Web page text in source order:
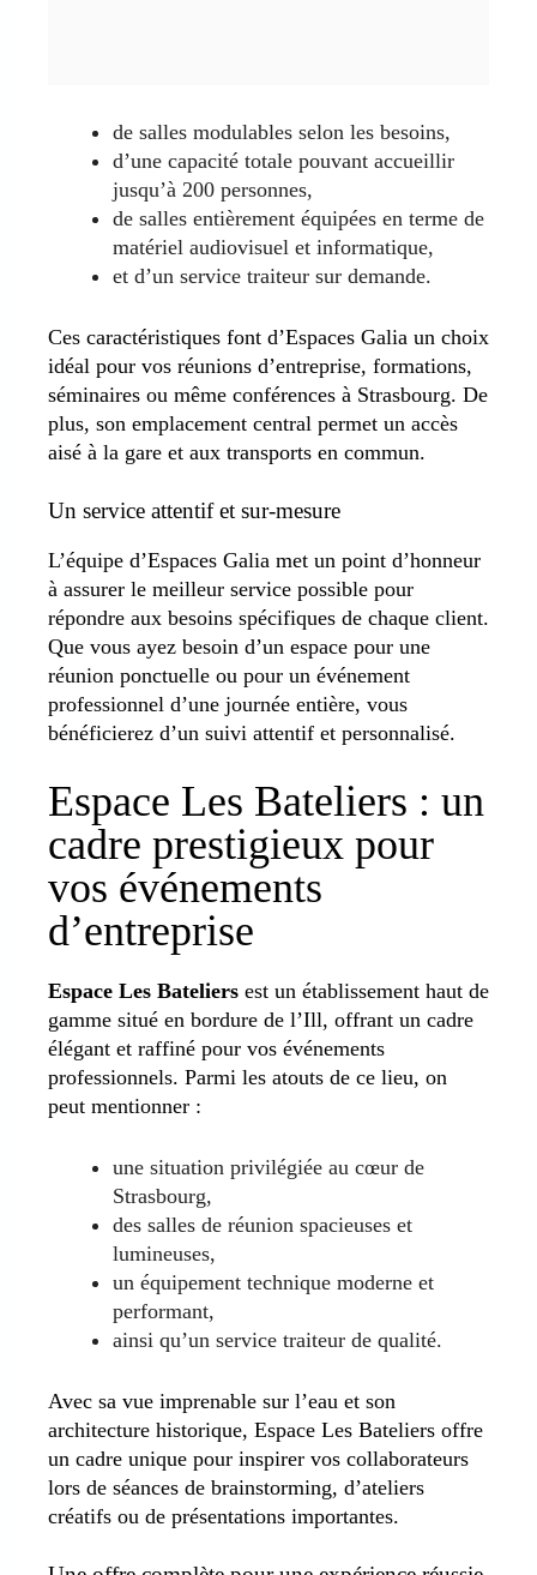
de salles modulables selon les besoins,
d’une capacité totale pouvant accueillir
jusqu’à 200 personnes,
de salles entièrement équipées en terme de
matériel audiovisuel et informatique,
et d’un service traiteur sur demande.
Ces caractéristiques font d’Espaces Galia un choix
idéal pour vos réunions d’entreprise, formations,
séminaires ou même conférences à Strasbourg. De
plus, son emplacement central permet un accès
aisé à la gare et aux transports en commun.
Un service attentif et sur-mesure
L’équipe d’Espaces Galia met un point d’honneur
à assurer le meilleur service possible pour
répondre aux besoins spécifiques de chaque client.
Que vous ayez besoin d’un espace pour une
réunion ponctuelle ou pour un événement
professionnel d’une journée entière, vous
bénéficierez d’un suivi attentif et personnalisé.
Espace Les Bateliers : un
cadre prestigieux pour
vos événements
d’entreprise
Espace Les Bateliers est un établissement haut de
gamme situé en bordure de l’Ill, offrant un cadre
élégant et raffiné pour vos événements
professionnels. Parmi les atouts de ce lieu, on
peut mentionner :
une situation privilégiée au cœur de
Strasbourg,
des salles de réunion spacieuses et
lumineuses,
un équipement technique moderne et
performant,
ainsi qu’un service traiteur de qualité.
Avec sa vue imprenable sur l’eau et son
architecture historique, Espace Les Bateliers offre
un cadre unique pour inspirer vos collaborateurs
lors de séances de brainstorming, d’ateliers
créatifs ou de présentations importantes.